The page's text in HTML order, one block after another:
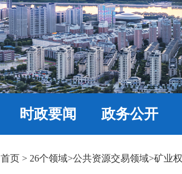
时政要闻 政务公开
首页 > 26个领域>公共资源交易领域>矿业